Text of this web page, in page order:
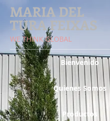
MARIA DEL
TURA FEIXAS
​WE THINK GLOBAL
Bienvenido
Quienes Somos
Productos